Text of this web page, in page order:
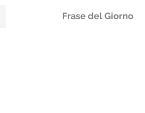
Frase del Giorno